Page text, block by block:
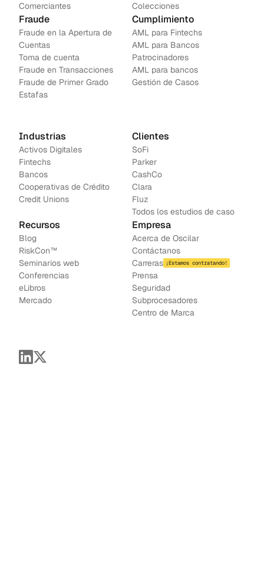
Comerciantes
Colecciones
Fraude
Fraude en la Apertura de
Cuentas
Toma de cuenta
Fraude en Transacciones
Fraude de Primer Grado
Estafas
Cumplimiento
AML para Fintechs
AML para Bancos
Patrocinadores
AML para bancos
Gestión de Casos
Industrias
Activos Digitales
Fintechs
Bancos
Cooperativas de Crédito
Credit Unions
Clientes
SoFi
Parker
CashCo
Clara
Fluz
Todos los estudios de caso
Recursos
Blog
RiskCon™
Seminarios web
Conferencias
eLibros
Mercado
Empresa
Acerca de Oscilar
Contáctanos
Carreras ¡Estamos contratando!
Prensa
Seguridad
Subprocesadores
Centro de Marca